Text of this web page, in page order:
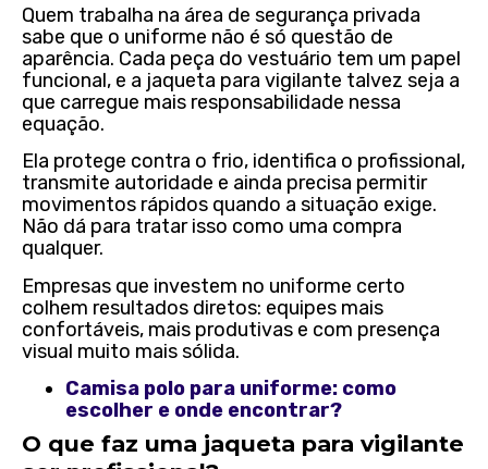
Quem trabalha na área de segurança privada
sabe que o uniforme não é só questão de
aparência. Cada peça do vestuário tem um papel
funcional, e a jaqueta para vigilante talvez seja a
que carregue mais responsabilidade nessa
equação.
Ela protege contra o frio, identifica o profissional,
transmite autoridade e ainda precisa permitir
movimentos rápidos quando a situação exige.
Não dá para tratar isso como uma compra
qualquer.
Empresas que investem no uniforme certo
colhem resultados diretos: equipes mais
confortáveis, mais produtivas e com presença
visual muito mais sólida.
Camisa polo para uniforme: como
escolher e onde encontrar?
O que faz uma jaqueta para vigilante